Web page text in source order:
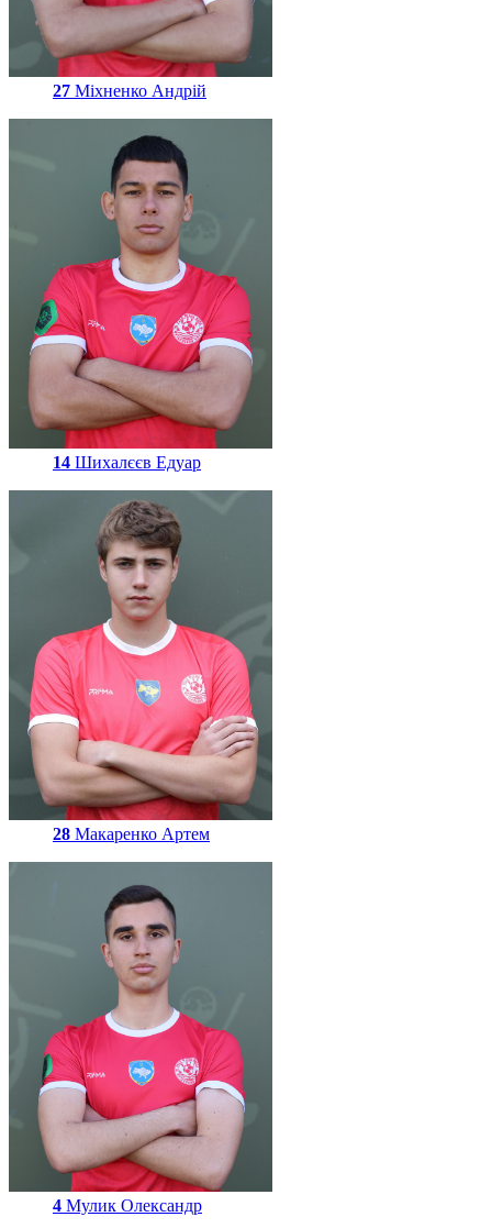
27 Міхненко Андрій
14 Шихалєєв Едуар
28 Макаренко Артем
4 Мулик Олександр